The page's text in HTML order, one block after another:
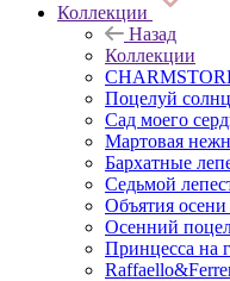
Коллекции
Назад
Коллекции
Поцелуй
Сад моего
Мартовая
Бархатные
Седьмой
Объятия
Осенний
Принцесса на